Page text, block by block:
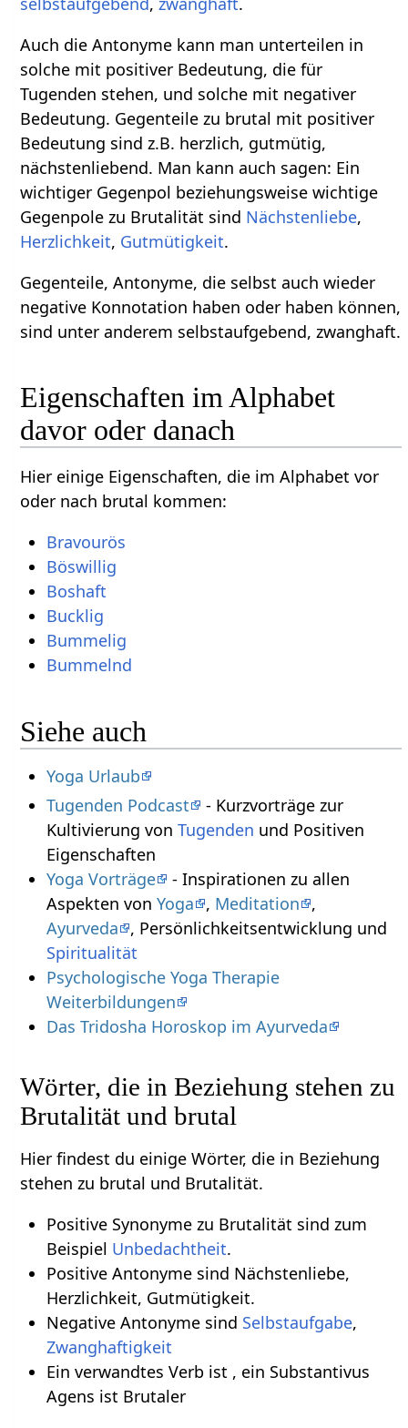
Auch die Antonyme kann man unterteilen in
solche mit positiver Bedeutung, die für
Tugenden stehen, und solche mit negativer
Bedeutung. Gegenteile zu brutal mit positiver
Bedeutung sind z.B. herzlich, gutmütig,
nächstenliebend. Man kann auch sagen: Ein
wichtiger Gegenpol beziehungsweise wichtige
Gegenpole zu Brutalität sind Nächstenliebe,
Herzlichkeit, Gutmütigkeit.
Gegenteile, Antonyme, die selbst auch wieder
negative Konnotation haben oder haben können,
sind unter anderem selbstaufgebend, zwanghaft.
Eigenschaften im Alphabet
davor oder danach
Hier einige Eigenschaften, die im Alphabet vor
oder nach brutal kommen:
Bravourös
Böswillig
Boshaft
Bucklig
Bummelig
Bummelnd
Siehe auch
Yoga Urlaub
Tugenden Podcast
- Kurzvorträge zur
Kultivierung von Tugenden und Positiven
Eigenschaften
Yoga Vorträge
- Inspirationen zu allen
Aspekten von Yoga , Meditation
,
Ayurveda
, Persönlichkeitsentwicklung und
Spiritualität
Psychologische Yoga Therapie
Weiterbildungen
Das Tridosha Horoskop im Ayurveda
Wörter, die in Beziehung stehen zu
Brutalität und brutal
Hier findest du einige Wörter, die in Beziehung
stehen zu brutal und Brutalität.
Positive Synonyme zu Brutalität sind zum
Beispiel Unbedachtheit.
Positive Antonyme sind Nächstenliebe,
Herzlichkeit, Gutmütigkeit.
Negative Antonyme sind Selbstaufgabe,
Zwanghaftigkeit
Ein verwandtes Verb ist , ein Substantivus
Agens ist Brutaler